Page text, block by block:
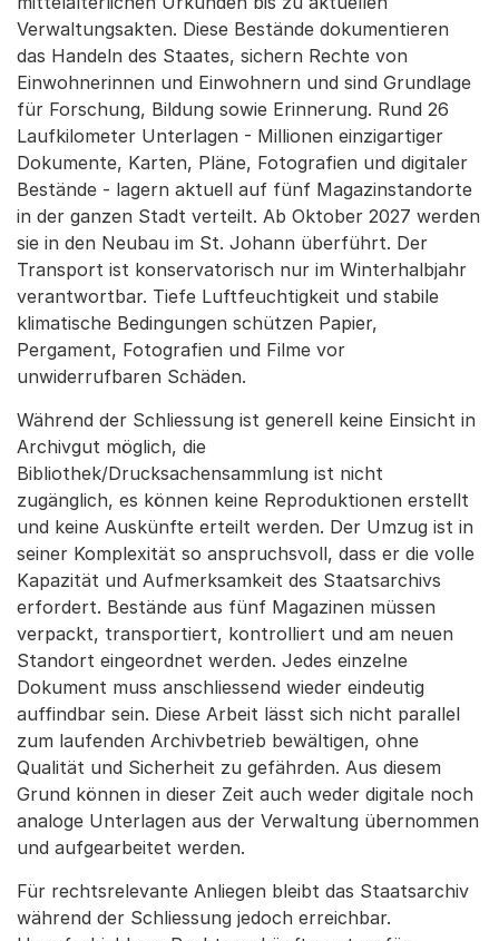
Verwaltungsakten. Diese Bestände dokumentieren
das Handeln des Staates, sichern Rechte von
Einwohnerinnen und Einwohnern und sind Grundlage
für Forschung, Bildung sowie Erinnerung. Rund 26
Laufkilometer Unterlagen - Millionen einzigartiger
Dokumente, Karten, Pläne, Fotografien und digitaler
Bestände - lagern aktuell auf fünf Magazinstandorte
in der ganzen Stadt verteilt. Ab Oktober 2027 werden
sie in den Neubau im St. Johann überführt. Der
Transport ist konservatorisch nur im Winterhalbjahr
verantwortbar. Tiefe Luftfeuchtigkeit und stabile
klimatische Bedingungen schützen Papier,
Pergament, Fotografien und Filme vor
unwiderrufbaren Schäden.
Während der Schliessung ist generell keine Einsicht in
Archivgut möglich, die
Bibliothek/Drucksachensammlung ist nicht
zugänglich, es können keine Reproduktionen erstellt
und keine Auskünfte erteilt werden. Der Umzug ist in
seiner Komplexität so anspruchsvoll, dass er die volle
Kapazität und Aufmerksamkeit des Staatsarchivs
erfordert. Bestände aus fünf Magazinen müssen
verpackt, transportiert, kontrolliert und am neuen
Standort eingeordnet werden. Jedes einzelne
Dokument muss anschliessend wieder eindeutig
auffindbar sein. Diese Arbeit lässt sich nicht parallel
zum laufenden Archivbetrieb bewältigen, ohne
Qualität und Sicherheit zu gefährden. Aus diesem
Grund können in dieser Zeit auch weder digitale noch
analoge Unterlagen aus der Verwaltung übernommen
und aufgearbeitet werden.
Für rechtsrelevante Anliegen bleibt das Staatsarchiv
während der Schliessung jedoch erreichbar.